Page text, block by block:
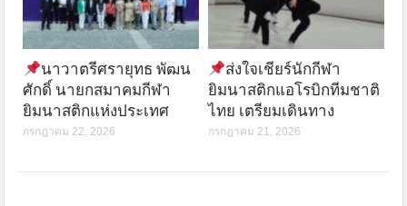
นาวาตรีศรายุทธ พัฒน
ศักดิ์ นายกสมาคมกีฬา
ยิมนาสติกแห่งประเทศ
กรกฎาคม 22, 2026
ส่งใจเชียร์นักกีฬา
ยิมนาสติกแอโรบิกทีมชาติ
ไทย เตรียมเดินทาง
กรกฎาคม 21, 2026